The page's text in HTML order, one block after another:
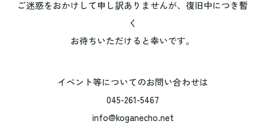
ご迷惑をおかけして申し訳ありませんが、復旧中につき暫
く
お待ちいただけると幸いです。
イベント等についてのお問い合わせは
045-261-5467
info@koganecho.net